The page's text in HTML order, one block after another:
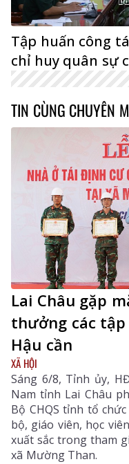
Tập huấn công
chỉ huy quân sự
TIN CÙNG CHUYÊN
Lai Châu gặp
thưởng các tập
Hậu cần
XÃ HỘI
Sáng 6/8, Tỉnh ủy,
Nam tỉnh Lai Châu
Bộ CHQS tỉnh tổ
bộ, giáo viên, học
xuất sắc trong tham
xã Mường Than.